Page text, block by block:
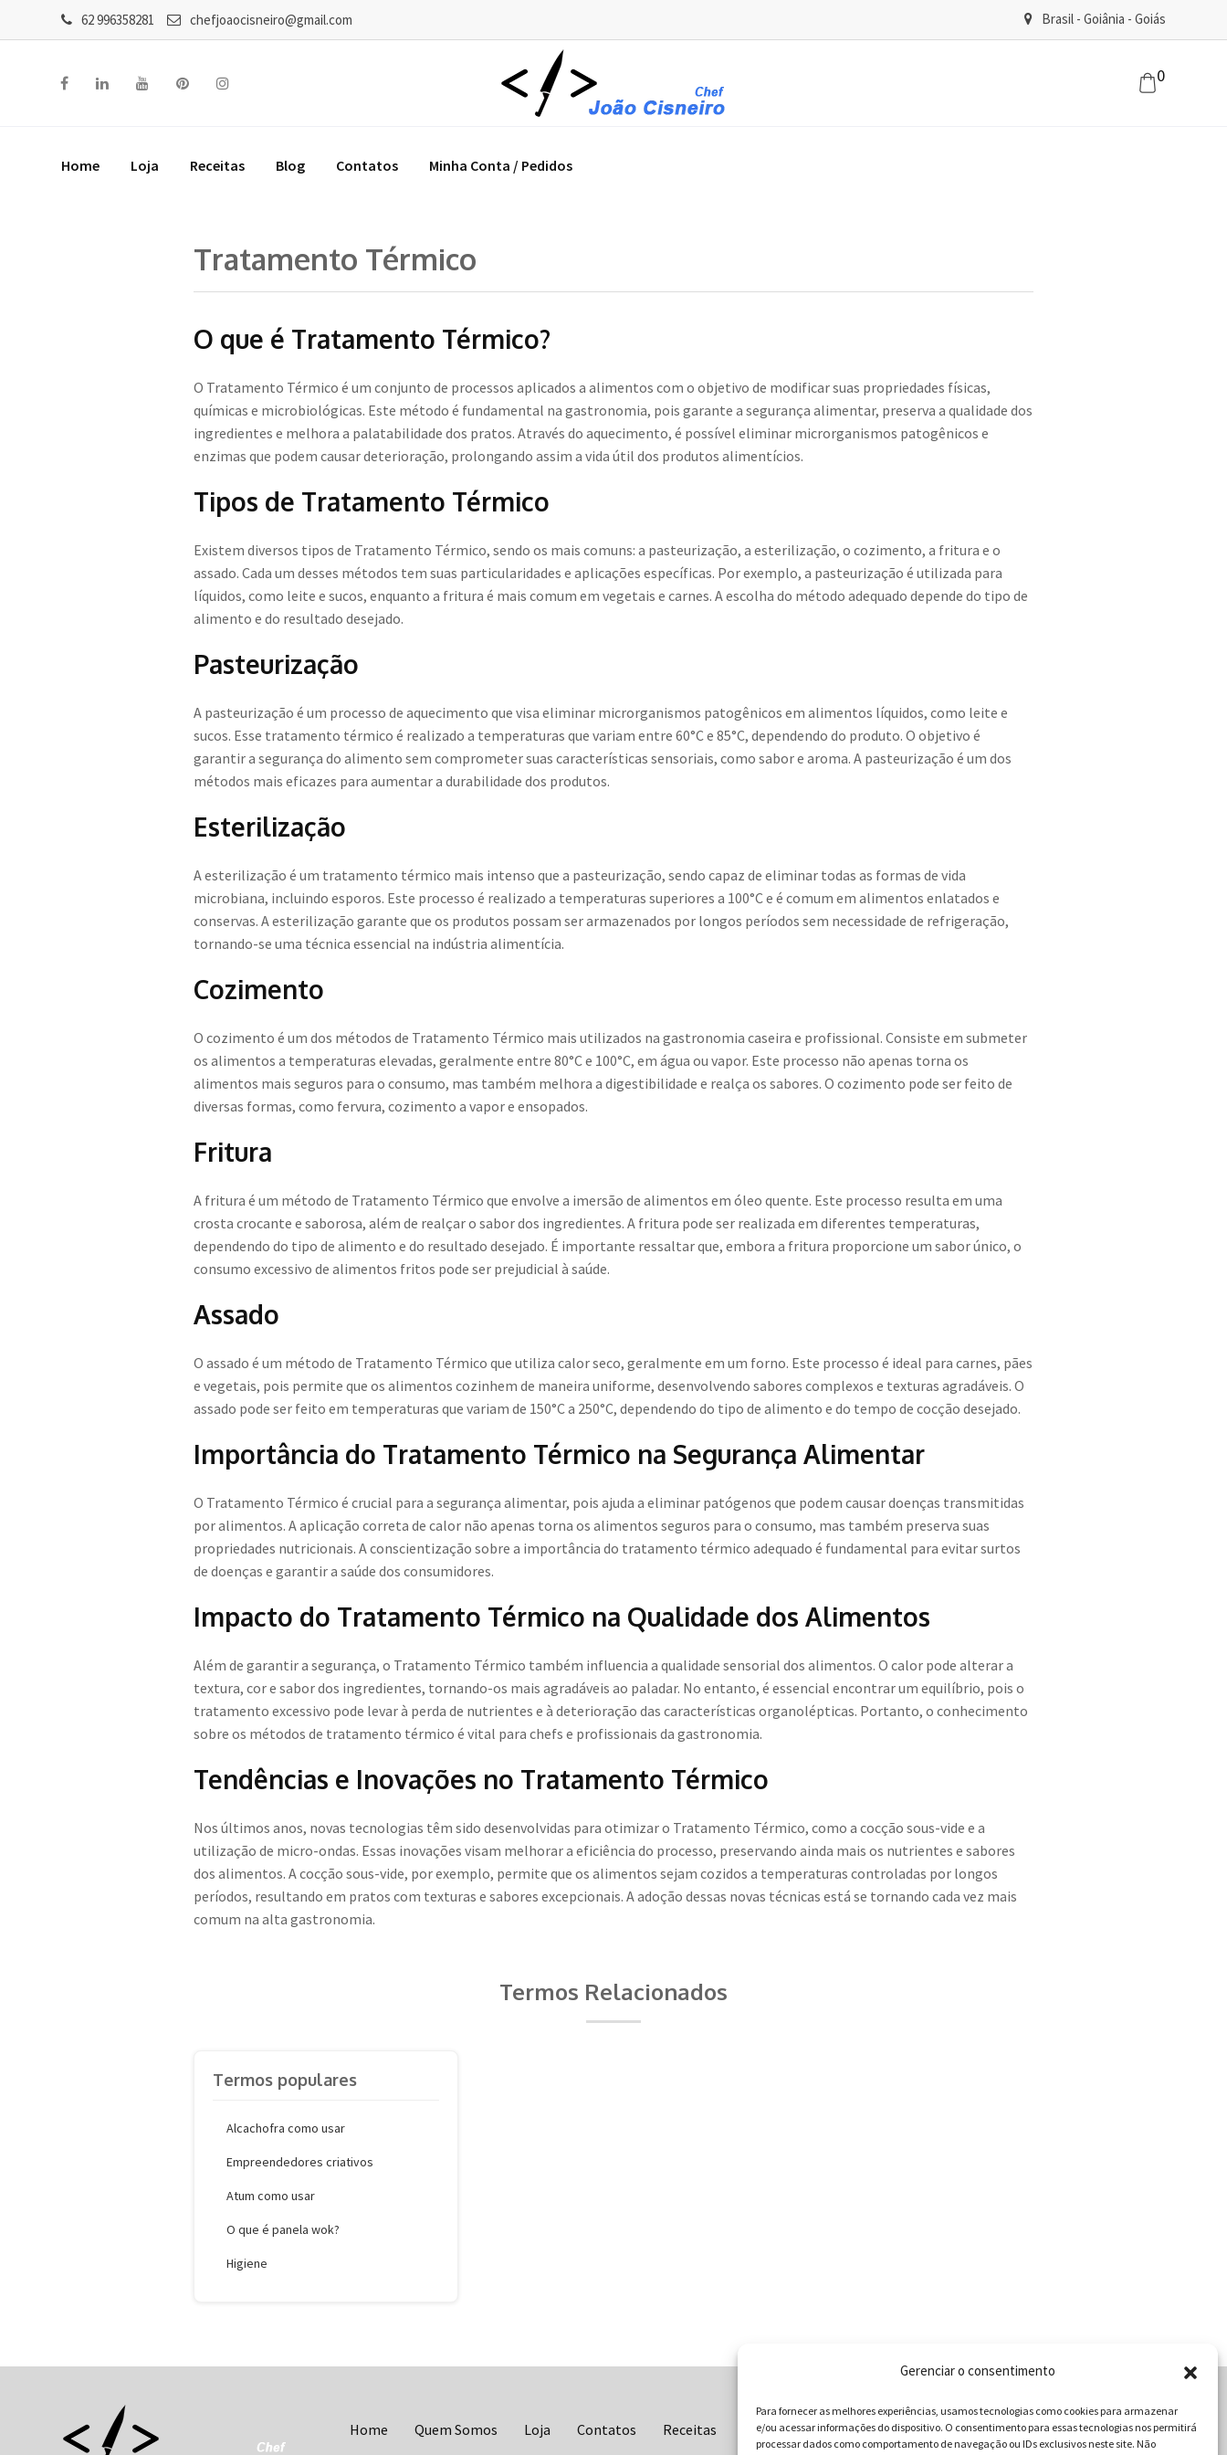
Gerenciar o consentimento
Para fornecer as melhores experiências, usamos tecnologias como cookies para armazenar
e/ou acessar informações do dispositivo. O consentimento para essas tecnologias nos permitirá
processar dados como comportamento de navegação ou IDs exclusivos neste site. Não
62 996358281 chefjoaocisneiro@gmail.com Brasil - Goiânia - Goiás
0
Home Loja Receitas Blog Contatos Minha Conta / Pedidos
Tratamento Térmico
O que é Tratamento Térmico?
O Tratamento Térmico é um conjunto de processos aplicados a alimentos com o objetivo de modificar suas propriedades físicas,
químicas e microbiológicas. Este método é fundamental na gastronomia, pois garante a segurança alimentar, preserva a qualidade dos
ingredientes e melhora a palatabilidade dos pratos. Através do aquecimento, é possível eliminar microrganismos patogênicos e
enzimas que podem causar deterioração, prolongando assim a vida útil dos produtos alimentícios.
Tipos de Tratamento Térmico
Existem diversos tipos de Tratamento Térmico, sendo os mais comuns: a pasteurização, a esterilização, o cozimento, a fritura e o
assado. Cada um desses métodos tem suas particularidades e aplicações específicas. Por exemplo, a pasteurização é utilizada para
líquidos, como leite e sucos, enquanto a fritura é mais comum em vegetais e carnes. A escolha do método adequado depende do tipo de
alimento e do resultado desejado.
Pasteurização
A pasteurização é um processo de aquecimento que visa eliminar microrganismos patogênicos em alimentos líquidos, como leite e
sucos. Esse tratamento térmico é realizado a temperaturas que variam entre 60°C e 85°C, dependendo do produto. O objetivo é
garantir a segurança do alimento sem comprometer suas características sensoriais, como sabor e aroma. A pasteurização é um dos
métodos mais eficazes para aumentar a durabilidade dos produtos.
Esterilização
A esterilização é um tratamento térmico mais intenso que a pasteurização, sendo capaz de eliminar todas as formas de vida
microbiana, incluindo esporos. Este processo é realizado a temperaturas superiores a 100°C e é comum em alimentos enlatados e
conservas. A esterilização garante que os produtos possam ser armazenados por longos períodos sem necessidade de refrigeração,
tornando-se uma técnica essencial na indústria alimentícia.
Cozimento
O cozimento é um dos métodos de Tratamento Térmico mais utilizados na gastronomia caseira e profissional. Consiste em submeter
os alimentos a temperaturas elevadas, geralmente entre 80°C e 100°C, em água ou vapor. Este processo não apenas torna os
alimentos mais seguros para o consumo, mas também melhora a digestibilidade e realça os sabores. O cozimento pode ser feito de
diversas formas, como fervura, cozimento a vapor e ensopados.
Fritura
A fritura é um método de Tratamento Térmico que envolve a imersão de alimentos em óleo quente. Este processo resulta em uma
crosta crocante e saborosa, além de realçar o sabor dos ingredientes. A fritura pode ser realizada em diferentes temperaturas,
dependendo do tipo de alimento e do resultado desejado. É importante ressaltar que, embora a fritura proporcione um sabor único, o
consumo excessivo de alimentos fritos pode ser prejudicial à saúde.
Assado
O assado é um método de Tratamento Térmico que utiliza calor seco, geralmente em um forno. Este processo é ideal para carnes, pães
e vegetais, pois permite que os alimentos cozinhem de maneira uniforme, desenvolvendo sabores complexos e texturas agradáveis. O
assado pode ser feito em temperaturas que variam de 150°C a 250°C, dependendo do tipo de alimento e do tempo de cocção desejado.
Importância do Tratamento Térmico na Segurança Alimentar
O Tratamento Térmico é crucial para a segurança alimentar, pois ajuda a eliminar patógenos que podem causar doenças transmitidas
por alimentos. A aplicação correta de calor não apenas torna os alimentos seguros para o consumo, mas também preserva suas
propriedades nutricionais. A conscientização sobre a importância do tratamento térmico adequado é fundamental para evitar surtos
de doenças e garantir a saúde dos consumidores.
Impacto do Tratamento Térmico na Qualidade dos Alimentos
Além de garantir a segurança, o Tratamento Térmico também influencia a qualidade sensorial dos alimentos. O calor pode alterar a
textura, cor e sabor dos ingredientes, tornando-os mais agradáveis ao paladar. No entanto, é essencial encontrar um equilíbrio, pois o
tratamento excessivo pode levar à perda de nutrientes e à deterioração das características organolépticas. Portanto, o conhecimento
sobre os métodos de tratamento térmico é vital para chefs e profissionais da gastronomia.
Tendências e Inovações no Tratamento Térmico
Nos últimos anos, novas tecnologias têm sido desenvolvidas para otimizar o Tratamento Térmico, como a cocção sous-vide e a
utilização de micro-ondas. Essas inovações visam melhorar a eficiência do processo, preservando ainda mais os nutrientes e sabores
dos alimentos. A cocção sous-vide, por exemplo, permite que os alimentos sejam cozidos a temperaturas controladas por longos
períodos, resultando em pratos com texturas e sabores excepcionais. A adoção dessas novas técnicas está se tornando cada vez mais
comum na alta gastronomia.
Termos Relacionados
Termos populares
Alcachofra como usar
Empreendedores criativos
Atum como usar
O que é panela wok?
Higiene
Home Quem Somos Loja Contatos Receitas Blog Vocabulário da Gastronomia